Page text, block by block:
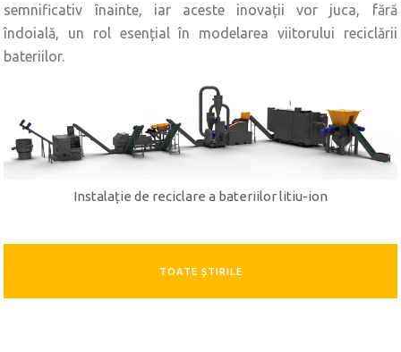
semnificativ înainte, iar aceste inovații vor juca, fără
îndoială, un rol esențial în modelarea viitorului reciclării
bateriilor.
Instalație de reciclare a bateriilor litiu-ion
TOATE ȘTIRILE